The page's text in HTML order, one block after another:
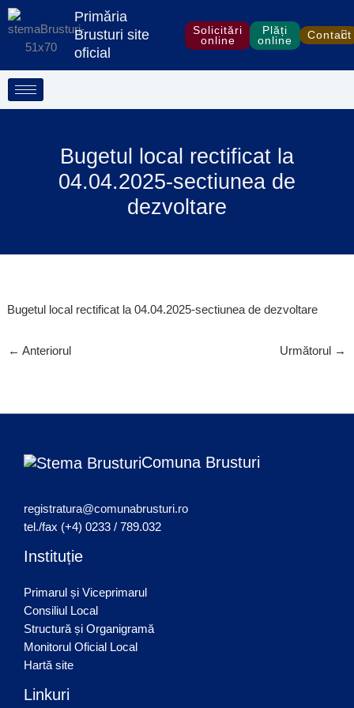
Treci
conținut
Primăria
Brusturi site
oficial
Solicitări
online
Plăți
online
Contact
Bugetul local rectificat la
04.04.2025-sectiunea de
dezvoltare
Bugetul local rectificat la 04.04.2025-sectiunea de dezvoltare
← Anteriorul Următorul →
Comuna Brusturi
registratura@comunabrusturi.ro
tel./fax (+4) 0233 / 789.032
Instituție
Primarul și Viceprimarul
Consiliul Local
Structură și Organigramă
Monitorul Oficial Local
Hartă site
Linkuri